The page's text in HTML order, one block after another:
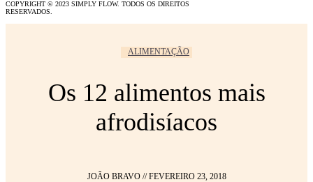
COPYRIGHT © 2023 SIMPLY FLOW. TODOS OS DIREITOS
RESERVADOS.
ALIMENTAÇÃO
Os 12 alimentos mais
afrodisíacos
JOÃO BRAVO//FEVEREIRO 23, 2018